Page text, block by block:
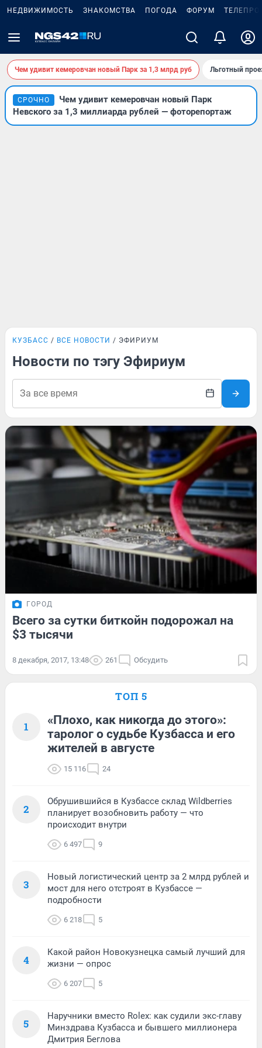
НЕДВИЖИМОСТЬ ЗНАКОМСТВА ПОГОДА ФОРУМ
Чем удивит кемеровчан новый Парк за 1,3 млрд руб Льготный
СРОЧНО
Чем удивит кемеровчан новый Парк
Невского за 1,3 миллиарда рублей — фоторепортаж
КУЗБАСС ВСЕ НОВОСТИ ЭФИРИУМ
Новости по тэгу Эфириум
ГОРОД
Всего за сутки биткойн подорожал на
$3 тысячи
8 декабря, 2017, 13:48 261 Обсудить
ТОП 5
1
«Плохо, как никогда до этого»:
таролог о судьбе Кузбасса и его
жителей в августе
15 116 24
2
Обрушившийся в Кузбассе склад Wildberries
планирует возобновить работу — что
происходит внутри
6 497 9
3
Новый логистический центр за 2 млрд рублей и
мост для него отстроят в Кузбассе —
подробности
6 218 5
4
Какой район Новокузнецка самый лучший для
жизни — опрос
6 207 5
5
Наручники вместо Rolex: как судили экс-главу
Минздрава Кузбасса и бывшего миллионера
Дмитрия Беглова